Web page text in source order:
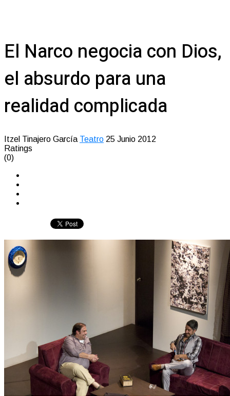
El Narco negocia con Dios,
el absurdo para una
realidad complicada
Itzel Tinajero García Teatro 25 Junio 2012
Ratings
(0)